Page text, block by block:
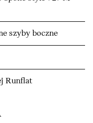
szyby boczne
Runflat